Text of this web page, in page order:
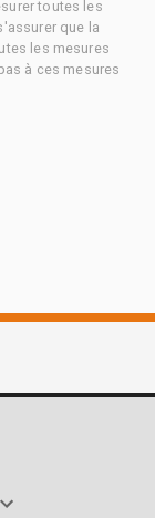
toutes les
que la
les mesures
à ces mesures